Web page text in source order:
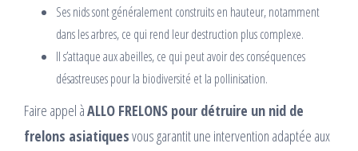
Ses nids sont généralement construits en hauteur, notamment
dans les arbres, ce qui rend leur destruction plus complexe.
Il s’attaque aux abeilles, ce qui peut avoir des conséquences
désastreuses pour la biodiversité et la pollinisation.
Faire appel àALLO FRELONS pour détruire un nid de
frelons asiatiquesvous garantit une intervention adaptée aux